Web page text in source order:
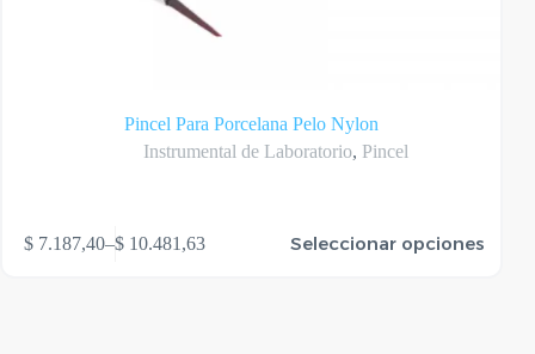
Pincel Para Porcelana Pelo Nylon
Instrumental de Laboratorio, Pincel
$ 7.187,40–$ 10.481,63
Rango
Seleccionar opciones